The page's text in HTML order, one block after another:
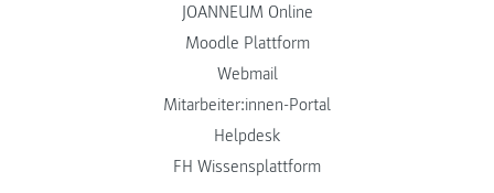
JOANNEUM Online
Moodle Plattform
Webmail
Mitarbeiter:innen-Portal
Helpdesk
FH Wissensplattform